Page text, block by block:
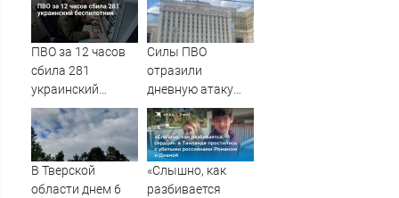
подтвердила
роман
Бондарчука и
Исаковой
Наговицыной с
семитысячника
ПВО за 12 часов
сбила 281
украинский
беспилотник
Силы ПВО
отразили
дневную атаку
БПЛА на
Рязанскую
область
В Тверской
области днем 6
«Слышно, как
разбивается